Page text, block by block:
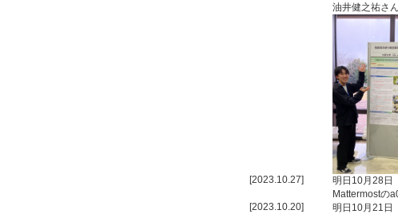
油井健之祐さ
[2023.10.27]
明日10月28日
Mattermostの
[2023.10.20]
明日10月21日